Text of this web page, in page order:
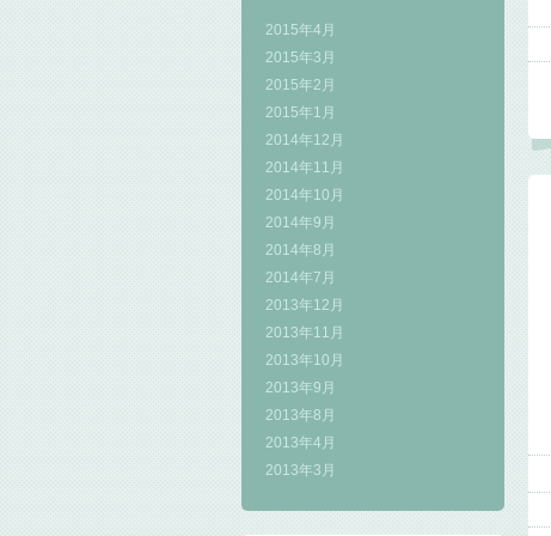
2015年4月
2015年3月
2015年2月
2015年1月
2014年12月
2014年11月
2014年10月
2014年9月
2014年8月
2014年7月
2013年12月
2013年11月
2013年10月
2013年9月
2013年8月
2013年4月
2013年3月